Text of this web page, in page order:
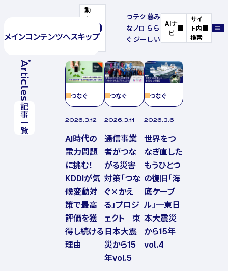
メインコンテンツへスキップ
動
き
停
つ
な
ぐ
テク
ノロ
ジー
暮
ら
し
み
ら
い
AIナ
ビ
サイ
ト内
検索
Articles
記事一覧
つなぐ
2026.3.12
AI時代の
電力問題
に挑む！
KDDIが気
候変動対
策で最高
評価を獲
得し続ける
理由
つなぐ
2026.3.11
通信事業
者がつな
がる災害
対策「つな
ぐ×かえ
る」プロジ
ェクト─東
日本大震
災から15
年vol.5
つなぐ
2026.3.6
世界をつ
なぎ直した
もうひとつ
の復旧「海
底ケーブ
ル」─東日
本大震災
から15年
vol.4